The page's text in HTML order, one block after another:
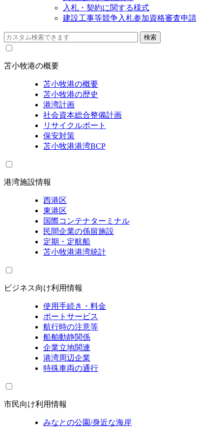
入札・契約に関する様式
建設工事等競争入札参加資格審査申請
苫小牧港の概要
苫小牧港の概要
苫小牧港の歴史
港湾計画
社会資本総合整備計画
リサイクルポート
保安対策
苫小牧港港湾BCP
港湾施設情報
西港区
東港区
国際コンテナターミナル
民間企業の係留施設
定期・定航船
苫小牧港港湾統計
ビジネス向け利用情報
使用手続き・料金
ポートサービス
航行時の注意等
船舶動静関係
企業立地関連
港湾周辺企業
特殊車両の通行
市民向け利用情報
みなとの公園/身近な海岸